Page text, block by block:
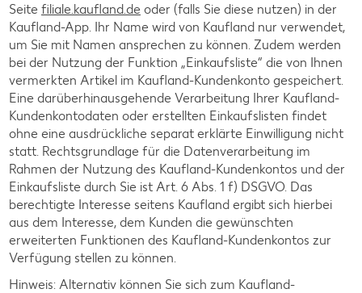
Seite filiale.kaufland.de oder (falls Sie diese nutzen) in der
Kaufland-App. Ihr Name wird von Kaufland nur verwendet,
um Sie mit Namen ansprechen zu können. Zudem werden
bei der Nutzung der Funktion „Einkaufsliste“ die von Ihnen
vermerkten Artikel im Kaufland-Kundenkonto gespeichert.
Eine darüberhinausgehende Verarbeitung Ihrer Kaufland-
Kundenkontodaten oder erstellten Einkaufslisten findet
ohne eine ausdrückliche separat erklärte Einwilligung nicht
statt. Rechtsgrundlage für die Datenverarbeitung im
Rahmen der Nutzung des Kaufland-Kundenkontos und der
Einkaufsliste durch Sie ist Art. 6 Abs. 1 f) DSGVO. Das
berechtigte Interesse seitens Kaufland ergibt sich hierbei
aus dem Interesse, dem Kunden die gewünschten
erweiterten Funktionen des Kaufland-Kundenkontos zur
Verfügung stellen zu können.
Hinweis: Alternativ können Sie sich zum Kaufland-